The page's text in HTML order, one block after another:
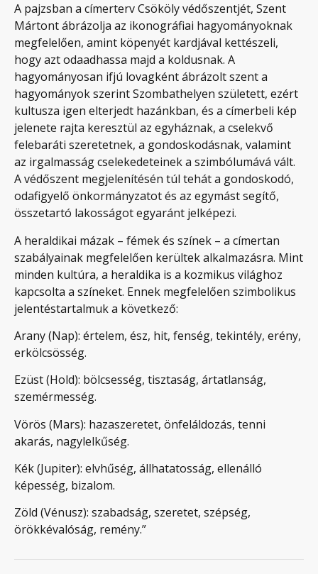
A pajzsban a címerterv Csököly védőszentjét, Szent
Mártont ábrázolja az ikonográfiai hagyományoknak
megfelelően, amint köpenyét kardjával kettészeli,
hogy azt odaadhassa majd a koldusnak. A
hagyományosan ifjú lovagként ábrázolt szent a
hagyományok szerint Szombathelyen született, ezért
kultusza igen elterjedt hazánkban, és a címerbeli kép
jelenete rajta keresztül az egyháznak, a cselekvő
felebaráti szeretetnek, a gondoskodásnak, valamint
az irgalmasság cselekedeteinek a szimbólumává vált.
A védőszent megjelenítésén túl tehát a gondoskodó,
odafigyelő önkormányzatot és az egymást segítő,
összetartó lakosságot egyaránt jelképezi.
A heraldikai mázak – fémek és színek – a címertan
szabályainak megfelelően kerültek alkalmazásra. Mint
minden kultúra, a heraldika is a kozmikus világhoz
kapcsolta a színeket. Ennek megfelelően szimbolikus
jelentéstartalmuk a következő:
Arany (Nap): értelem, ész, hit, fenség, tekintély, erény,
erkölcsösség.
Ezüst (Hold): bölcsesség, tisztaság, ártatlanság,
szemérmesség.
Vörös (Mars): hazaszeretet, önfeláldozás, tenni
akarás, nagylelkűség.
Kék (Jupiter): elvhűség, állhatatosság, ellenálló
képesség, bizalom.
Zöld (Vénusz): szabadság, szeretet, szépség,
örökkévalóság, remény.”